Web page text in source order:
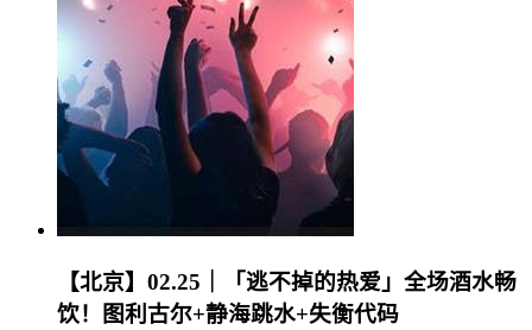
【北京】02.25｜「逃不掉的热爱」全场酒水畅
饮！图利古尔+静海跳水+失衡代码